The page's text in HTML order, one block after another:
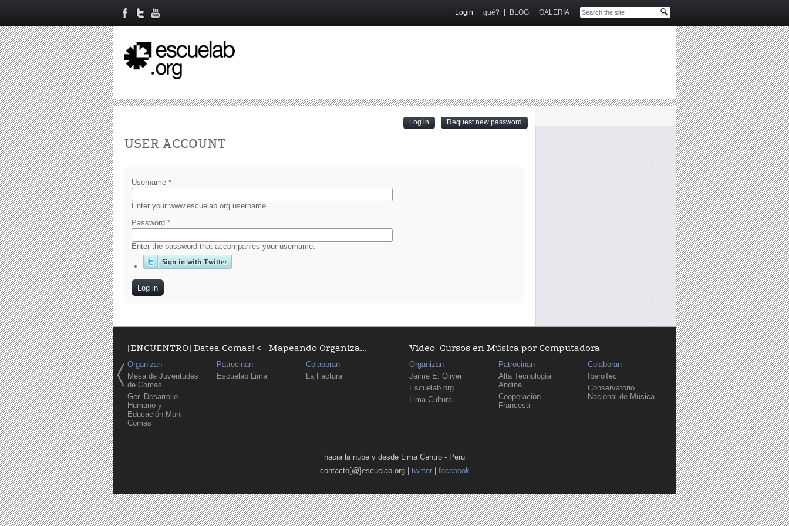
Login qué? BLOG GALERÍA
Log in (active tab)Request new password
USER ACCOUNT
Username *
Enter your www.escuelab.org username.
Password *
Enter the password that accompanies your username.
[ENCUENTRO] Datea Comas! <- Mapeando Organiza...
Organizan
Mesa de Juventudes
de Comas
Ger. Desarrollo
Humano y
Educación Muni
Comas
Patrocinan
Escuelab Lima
Colaboran
La Factura
Video-Cursos en Música por Computadora
Organizan
Jaime E. Oliver
Escuelab.org
Lima Cultura
Patrocinan
Alta Tecnología
Andina
Cooperación
Francesa
Colaboran
IberoTec
Conservatorio
Nacional de Música
hacia la nube y desde Lima Centro - Perú
contacto[@]escuelab.org | twitter| facebook